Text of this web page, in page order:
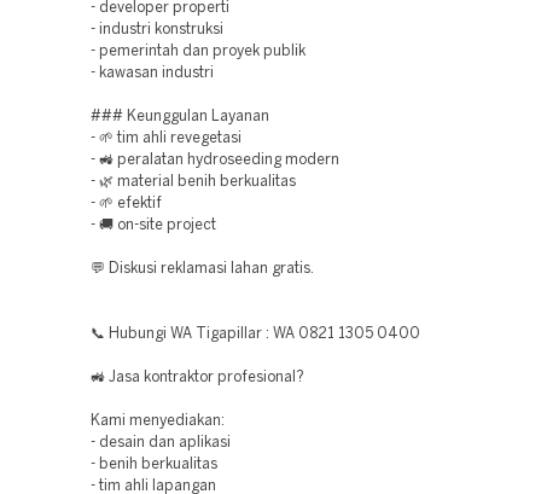
- developer properti
- industri konstruksi
- pemerintah dan proyek publik
- kawasan industri
### Keunggulan Layanan
- 🌱 tim ahli revegetasi
- 🚜 peralatan hydroseeding modern
- 🌿 material benih berkualitas
- 🌱 efektif
- 🚚 on-site project
💬 Diskusi reklamasi lahan gratis.
📞 Hubungi WA Tigapillar : WA 0821 1305 0400
🚜 Jasa kontraktor profesional?
Kami menyediakan:
- desain dan aplikasi
- benih berkualitas
- tim ahli lapangan